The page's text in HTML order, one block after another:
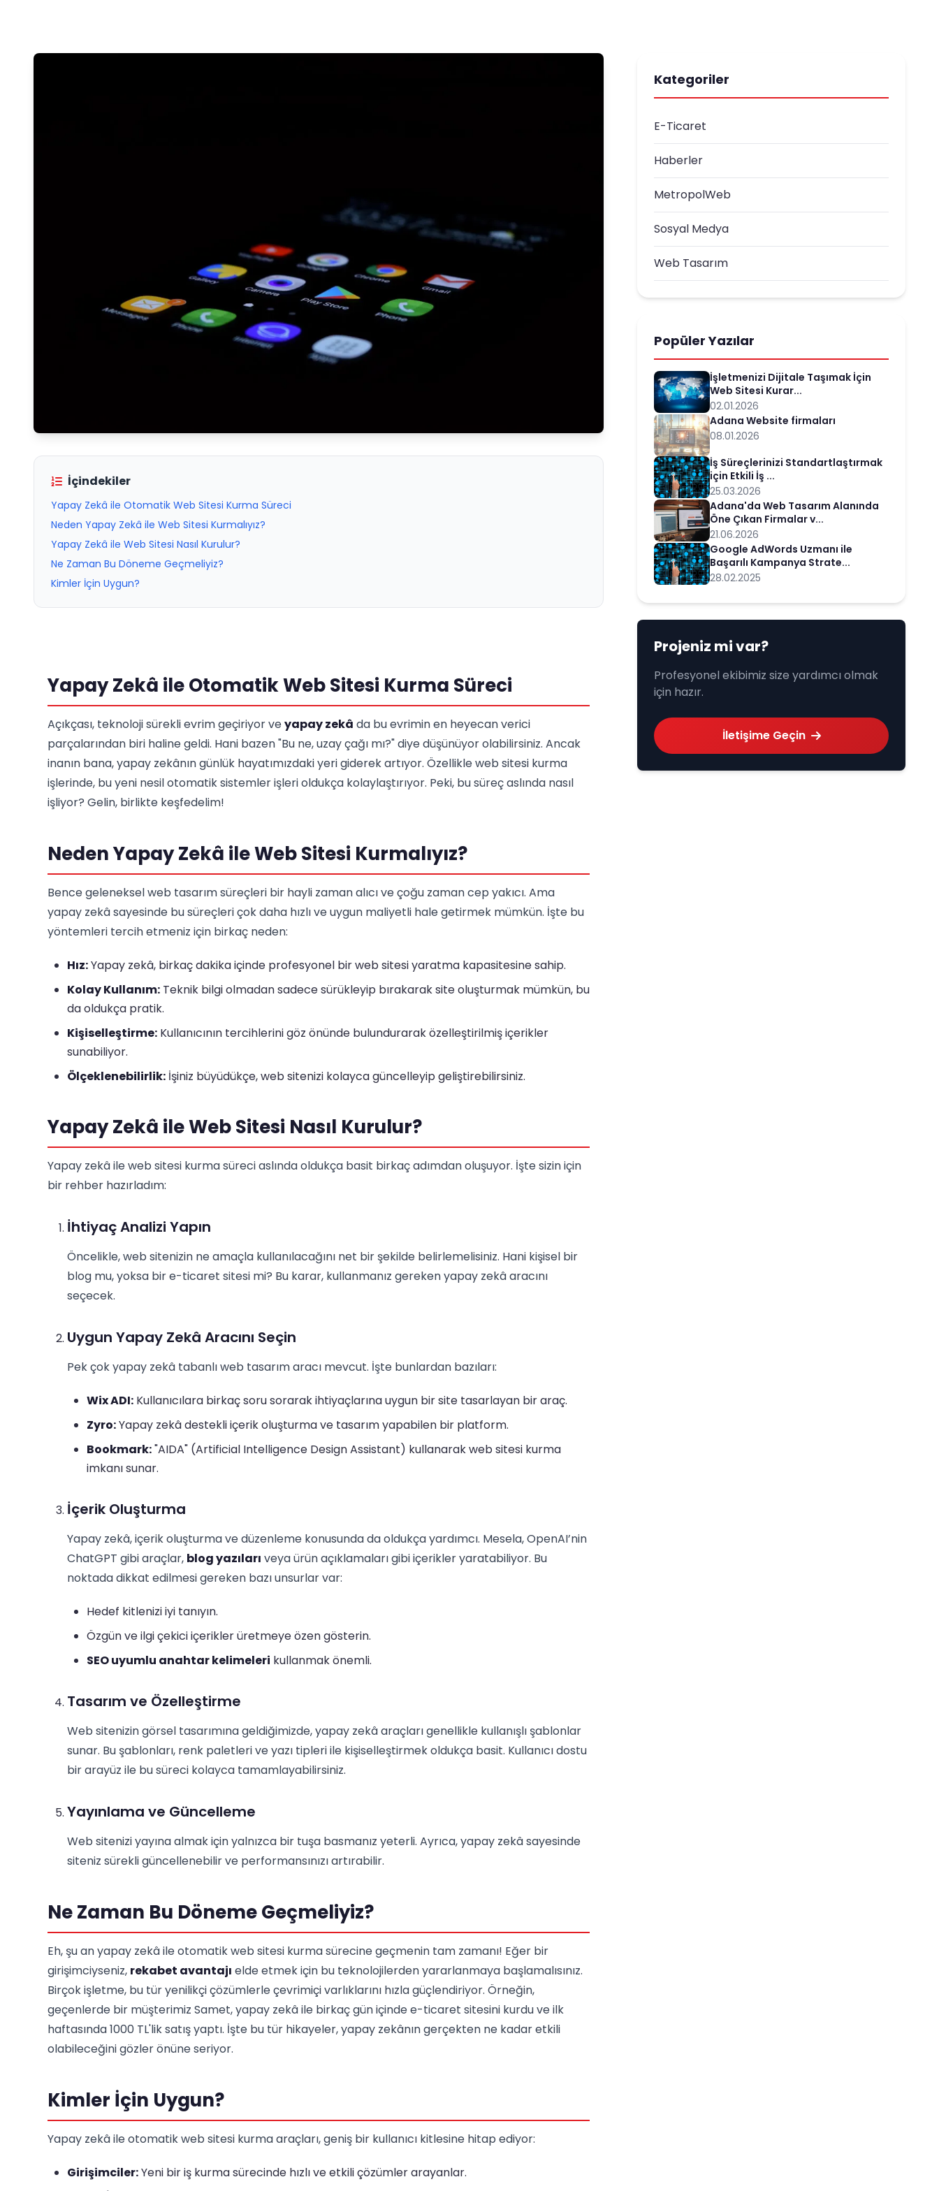
İçindekiler
Yapay Zekâ ile Otomatik Web Sitesi Kurma Süreci
Neden Yapay Zekâ ile Web Sitesi Kurmalıyız?
Yapay Zekâ ile Web Sitesi Nasıl Kurulur?
Ne Zaman Bu Döneme Geçmeliyiz?
Kimler İçin Uygun?
Yapay Zekâ ile Otomatik Web Sitesi Kurma Süreci
Açıkçası, teknoloji sürekli evrim geçiriyor veyapay zekâ da bu evrimin en heyecan verici
parçalarından biri haline geldi. Hani bazen "Bu ne, uzay çağı mı?" diye düşünüyor olabilirsiniz. Ancak
inanın bana, yapay zekânın günlük hayatımızdaki yeri giderek artıyor. Özellikle web sitesi kurma
işlerinde, bu yeni nesil otomatik sistemler işleri oldukça kolaylaştırıyor. Peki, bu süreç aslında nasıl
işliyor? Gelin, birlikte keşfedelim!
Neden Yapay Zekâ ile Web Sitesi Kurmalıyız?
Bence geleneksel web tasarım süreçleri bir hayli zaman alıcı ve çoğu zaman cep yakıcı. Ama
yapay zekâ sayesinde bu süreçleri çok daha hızlı ve uygun maliyetli hale getirmek mümkün. İşte bu
yöntemleri tercih etmeniz için birkaç neden:
Hız:Yapay zekâ, birkaç dakika içinde profesyonel bir web sitesi yaratma kapasitesine sahip.
Kolay Kullanım: Teknik bilgi olmadan sadece sürükleyip bırakarak site oluşturmak mümkün, bu
da oldukça pratik.
Kişiselleştirme: Kullanıcının tercihlerini göz önünde bulundurarak özelleştirilmiş içerikler
sunabiliyor.
Ölçeklenebilirlik: İşiniz büyüdükçe, web sitenizi kolayca güncelleyip geliştirebilirsiniz.
Yapay Zekâ ile Web Sitesi Nasıl Kurulur?
Yapay zekâ ile web sitesi kurma süreci aslında oldukça basit birkaç adımdan oluşuyor. İşte sizin için
bir rehber hazırladım:
İhtiyaç Analizi Yapın
Öncelikle, web sitenizin ne amaçla kullanılacağını net bir şekilde belirlemelisiniz. Hani kişisel bir
blog mu, yoksa bir e-ticaret sitesi mi? Bu karar, kullanmanız gereken yapay zekâ aracını
seçecek.
Uygun Yapay Zekâ Aracını Seçin
Pek çok yapay zekâ tabanlı web tasarım aracı mevcut. İşte bunlardan bazıları:
Wix ADI: Kullanıcılara birkaç soru sorarak ihtiyaçlarına uygun bir site tasarlayan bir araç.
Zyro:Yapay zekâ destekli içerik oluşturma ve tasarım yapabilen bir platform.
Bookmark:"AIDA" (Artificial Intelligence Design Assistant) kullanarak web sitesi kurma
imkanı sunar.
İçerik Oluşturma
Yapay zekâ, içerik oluşturma ve düzenleme konusunda da oldukça yardımcı. Mesela, OpenAI’nin
ChatGPT gibi araçlar, blog yazıları veya ürün açıklamaları gibi içerikler yaratabiliyor. Bu
noktada dikkat edilmesi gereken bazı unsurlar var:
Hedef kitlenizi iyi tanıyın.
Özgün ve ilgi çekici içerikler üretmeye özen gösterin.
SEO uyumlu anahtar kelimeleri kullanmak önemli.
Tasarım ve Özelleştirme
Web sitenizin görsel tasarımına geldiğimizde, yapay zekâ araçları genellikle kullanışlı şablonlar
sunar. Bu şablonları, renk paletleri ve yazı tipleri ile kişiselleştirmek oldukça basit. Kullanıcı dostu
bir arayüz ile bu süreci kolayca tamamlayabilirsiniz.
Yayınlama ve Güncelleme
Web sitenizi yayına almak için yalnızca bir tuşa basmanız yeterli. Ayrıca, yapay zekâ sayesinde
siteniz sürekli güncellenebilir ve performansınızı artırabilir.
Ne Zaman Bu Döneme Geçmeliyiz?
Eh, şu an yapay zekâ ile otomatik web sitesi kurma sürecine geçmenin tam zamanı! Eğer bir
girişimciyseniz, rekabet avantajı elde etmek için bu teknolojilerden yararlanmaya başlamalısınız.
Birçok işletme, bu tür yenilikçi çözümlerle çevrimiçi varlıklarını hızla güçlendiriyor. Örneğin,
geçenlerde bir müşterimiz Samet, yapay zekâ ile birkaç gün içinde e-ticaret sitesini kurdu ve ilk
haftasında 1000 TL'lik satış yaptı. İşte bu tür hikayeler, yapay zekânın gerçekten ne kadar etkili
olabileceğini gözler önüne seriyor.
Kimler İçin Uygun?
Yapay zekâ ile otomatik web sitesi kurma araçları, geniş bir kullanıcı kitlesine hitap ediyor:
Girişimciler:Yeni bir iş kurma sürecinde hızlı ve etkili çözümler arayanlar.
Kategoriler
E-Ticaret
Haberler
MetropolWeb
Sosyal Medya
Web Tasarım
Popüler Yazılar
İşletmenizi Dijitale Taşımak İçin
Web Sitesi Kurar...
02.01.2026
Adana Website firmaları
08.01.2026
İş Süreçlerinizi Standartlaştırmak
için Etkili İş ...
25.03.2026
Adana'da Web Tasarım Alanında
Öne Çıkan Firmalar v...
21.06.2026
Google AdWords Uzmanı ile
Başarılı Kampanya Strate...
28.02.2025
Projeniz mi var?
Profesyonel ekibimiz size yardımcı olmak
için hazır.
İletişime Geçin